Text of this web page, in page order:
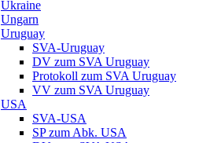
Ukraine
Ungarn
Uruguay
SVA-Uruguay
DV zum SVA Uruguay
Protokoll zum SVA Uruguay
VV zum SVA Uruguay
USA
SVA-USA
SP zum Abk. USA